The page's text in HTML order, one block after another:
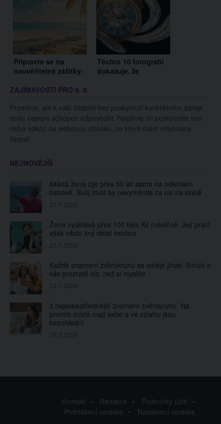
Připravte se na
neuvěřitelné zážitky:
natočeny, nevěřili
Těchto 10 fotografií
dokazuje, že
ZAJÍMAVOSTI PRO 9. 8.
Promiňte, ale k vaší žádosti bez poskytnutí konkrétního zdroje
textu nejsem schopen odpovědět. Nejdříve mi poskytněte text
nebo odkaz na webovou stránku, ze které mám informace
čerpat.
NEJNOVĚJŠÍ
84letá žena žije přes 50 let sama na odlehlém
ostrově. Svůj život by nevyměnila za nic na světě
Žena vydělává přes 100 tisíc Kč měsíčně. Její práci
však nikdo jiný dělat nechce
Každé znamení zvěrokruhu se směje jinak. Smích o
vás prozradí víc, než si myslíte
3 nejsebestřednější znamení zvěrokruhu. Na
prvním místě mají sebe a ve vztahu jsou
bezohlední
Kontakt Redakce
Podmínky užití
Prohlášení cookies
Nastavení cookies